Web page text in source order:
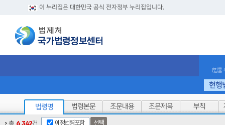
이 누리집은 대한민국 공식 전자정부 누리집입니다.
(법률
현행
법령명 법령본문 조문내용 조문제목 부칙
총 6,342건 예정법령포함 선택